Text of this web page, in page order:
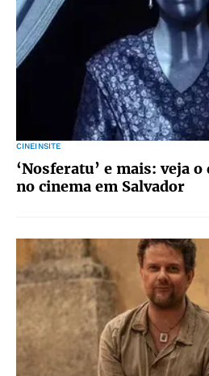
CINEINSITE
‘Nosferatu’ e mais: veja
no cinema em Salvador